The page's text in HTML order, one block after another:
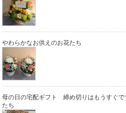
やわらかなお供えのお花たち
母の日の宅配ギフト 締め切りはもうすぐで
たち